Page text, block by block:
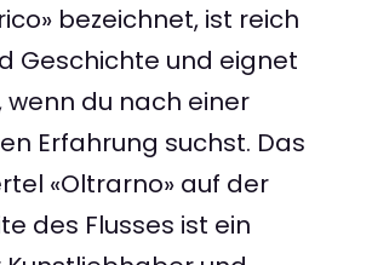
bezeichnet, ist reich
Geschichte und eignet
wenn du nach einer
Erfahrung suchst. Das
«Oltrarno» auf der
des Flusses ist ein